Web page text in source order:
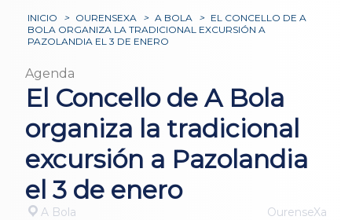
INICIO > OURENSEXA > A BOLA > EL CONCELLO DE A
BOLA ORGANIZA LA TRADICIONAL EXCURSIÓN A
PAZOLANDIA EL 3 DE ENERO
Agenda
El Concello de A Bola
organiza la tradicional
excursión a Pazolandia
el 3 de enero
A Bola OurenseXa